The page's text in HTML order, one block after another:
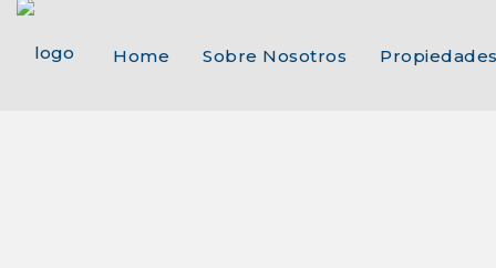
Home Sobre Nosotros Propiedades